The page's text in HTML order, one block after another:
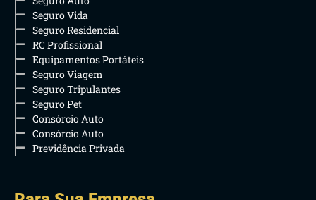
Seguro Vida
Seguro Residencial
RC Profissional
Equipamentos Portáteis
Seguro Viagem
Seguro Tripulantes
Seguro Pet
Consórcio Auto
Consórcio Auto
Previdência Privada